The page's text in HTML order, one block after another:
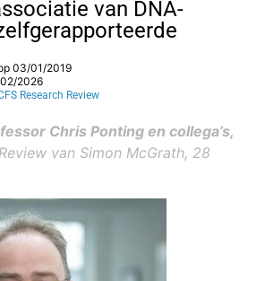
van DNA-
03/01/2019
2026
Research Review
Chris Ponting en collega’s,
van Simon McGrath, 28